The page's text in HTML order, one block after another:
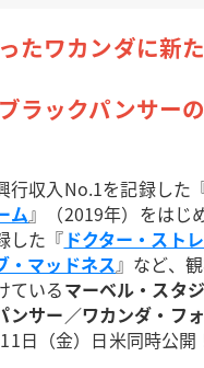
たワカンダに新
ラックパンサー
行収入No.1を記録した
ム』（2019年）をはじ
した『 ドクター・スト
・マッドネス』など、
ているマーベル・スタ
ンサー／ワカンダ・フ
日（金）日米同時公開